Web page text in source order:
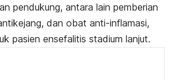
pendukung, antara lain pemberian
dan obat anti-inflamasi,
pasien ensefalitis stadium lanjut.